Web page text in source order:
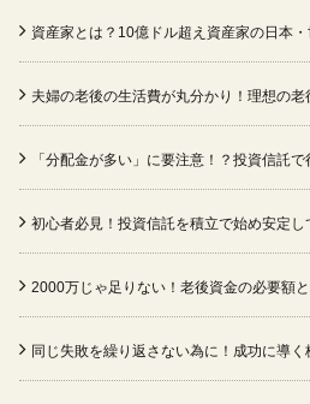
資産家とは？10億ドル超え資産家の日本
夫婦の老後の生活費が丸分かり！理想の
「分配金が多い」に要注意！？投資信託
初心者必見！投資信託を積立で始め安定
2000万じゃ足りない！老後資金の必要額
同じ失敗を繰り返さない為に！成功に導